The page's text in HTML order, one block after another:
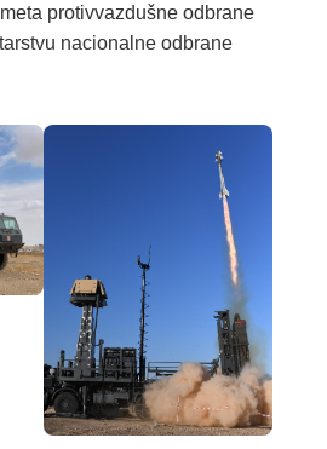
protivvazdušne odbrane
nacionalne odbrane